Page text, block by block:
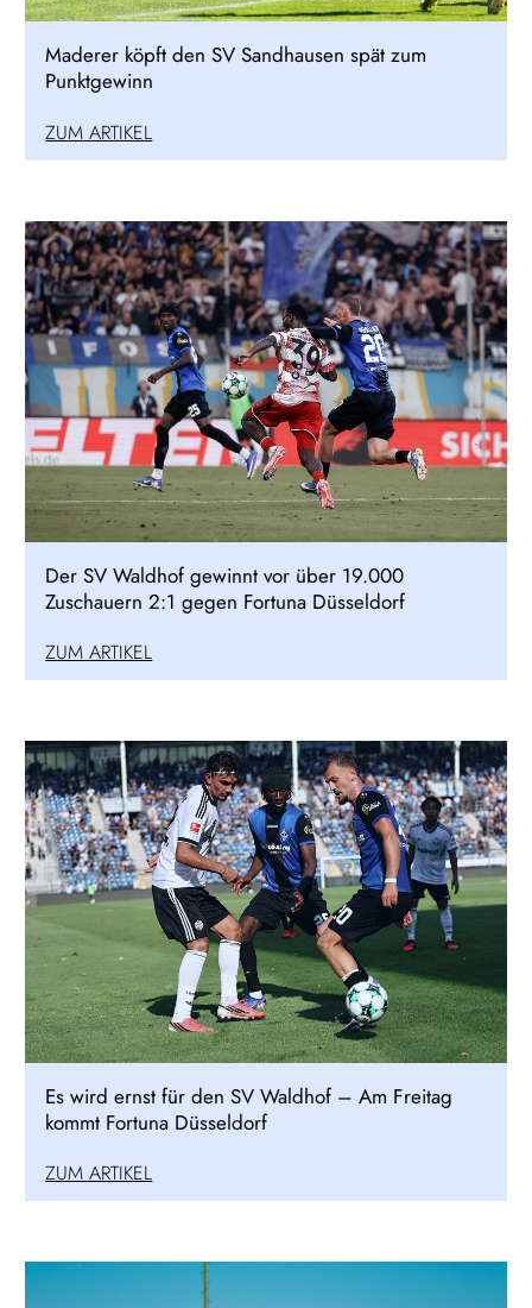
Maderer köpft den SV Sandhausen spät zum
Punktgewinn
ZUM ARTIKEL
Der SV Waldhof gewinnt vor über 19.000
Zuschauern 2:1 gegen Fortuna Düsseldorf
ZUM ARTIKEL
Es wird ernst für den SV Waldhof – Am Freitag
kommt Fortuna Düsseldorf
ZUM ARTIKEL